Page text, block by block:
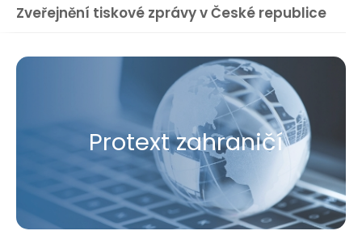
Zveřejnění tiskové zprávy v České republice
Protext zahraničí